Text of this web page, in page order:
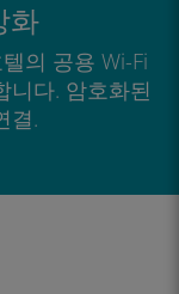
화
의 공용 Wi-Fi
니다. 암호화된
결.